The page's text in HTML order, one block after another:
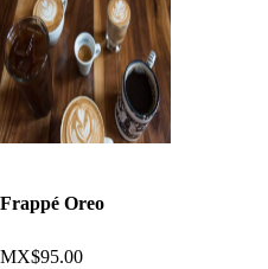
Frappé Oreo
MX$95.00